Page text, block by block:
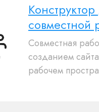
совместной
совместной
Совместная
созданием
рабочем